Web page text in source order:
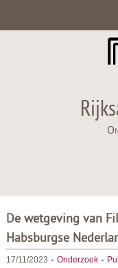
De wetgeving van
Habsburgse
17/11/2023 - Onderzoek-